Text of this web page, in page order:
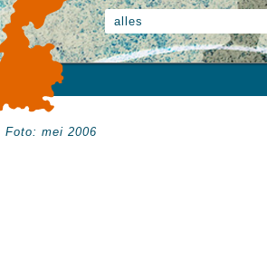
alles
Foto: mei 2006